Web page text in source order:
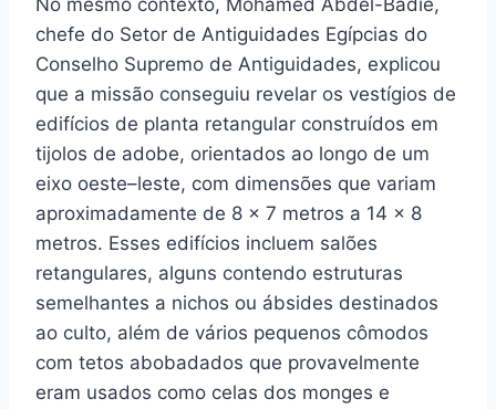
chefe do Setor de Antiguidades Egípcias do
Conselho Supremo de Antiguidades, explicou
que a missão conseguiu revelar os vestígios de
edifícios de planta retangular construídos em
tijolos de adobe, orientados ao longo de um
eixo oeste–leste, com dimensões que variam
aproximadamente de 8 × 7 metros a 14 × 8
metros. Esses edifícios incluem salões
retangulares, alguns contendo estruturas
semelhantes a nichos ou ábsides destinados
ao culto, além de vários pequenos cômodos
com tetos abobadados que provavelmente
eram usados como celas dos monges e